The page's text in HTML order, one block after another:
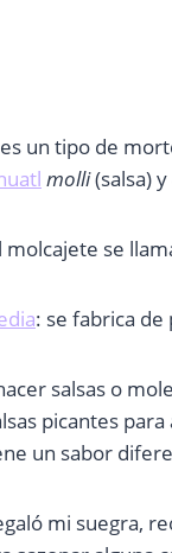
un tipo de
molli(salsa) y
molcajete se
: se fabrica de
salsas o
picantes
un sabor
mi suegra,